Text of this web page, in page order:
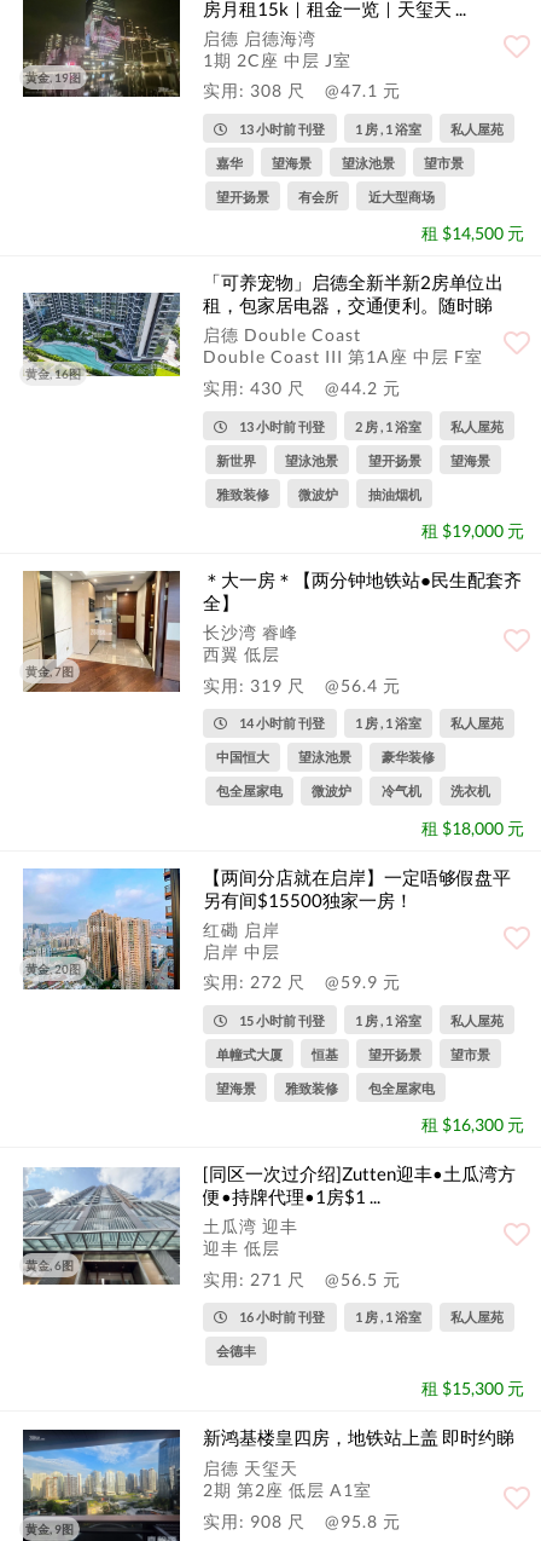
黄金, 19图
房月租15k｜租金一览｜天玺天 ...
启德 启德海湾
1期 2C座 中层 J室
实用: 308 尺
@47.1 元
13 小时前 刊登 1 房 , 1 浴室 私人屋苑
嘉华 望海景 望泳池景 望市景
望开扬景 有会所 近大型商场
租 $14,500 元
黄金, 16图
「可养宠物」启德全新半新2房单位出
租，包家居电器，交通便利。随时睇
楼。
启德 Double Coast
Double Coast III 第1A座 中层 F室
实用: 430 尺
@44.2 元
13 小时前 刊登 2 房 , 1 浴室 私人屋苑
新世界 望泳池景 望开扬景 望海景
雅致装修 微波炉 抽油烟机
租 $19,000 元
黄金, 7图
＊大一房＊【两分钟地铁站●民生配套齐
全】
长沙湾 睿峰
西翼 低层
实用: 319 尺
@56.4 元
14 小时前 刊登 1 房 , 1 浴室 私人屋苑
中国恒大 望泳池景 豪华装修
包全屋家电 微波炉 冷气机 洗衣机
租 $18,000 元
黄金, 20图
【两间分店就在启岸】一定唔够假盘平
另有间$15500独家一房！
红磡 启岸
启岸 中层
实用: 272 尺
@59.9 元
15 小时前 刊登 1 房 , 1 浴室 私人屋苑
单幢式大厦 恒基 望开扬景 望市景
望海景 雅致装修 包全屋家电
租 $16,300 元
黄金, 6图
[同区一次过介绍]Zutten迎丰•土瓜湾方
便•持牌代理•1房$1 ...
土瓜湾 迎丰
迎丰 低层
实用: 271 尺
@56.5 元
16 小时前 刊登 1 房 , 1 浴室 私人屋苑
会德丰
租 $15,300 元
黄金, 9图
新鸿基楼皇四房，地铁站上盖 即时约睇
启德 天玺天
2期 第2座 低层 A1室
实用: 908 尺
@95.8 元